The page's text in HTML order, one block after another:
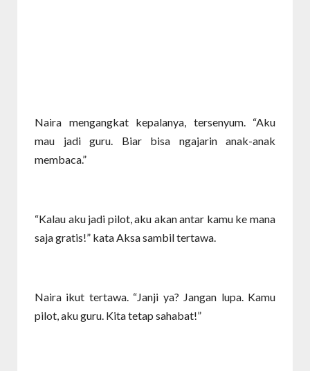
Naira mengangkat kepalanya, tersenyum. “Aku
mau jadi guru. Biar bisa ngajarin anak-anak
membaca.”
“Kalau aku jadi pilot, aku akan antar kamu ke mana
saja gratis!” kata Aksa sambil tertawa.
Naira ikut tertawa. “Janji ya? Jangan lupa. Kamu
pilot, aku guru. Kita tetap sahabat!”